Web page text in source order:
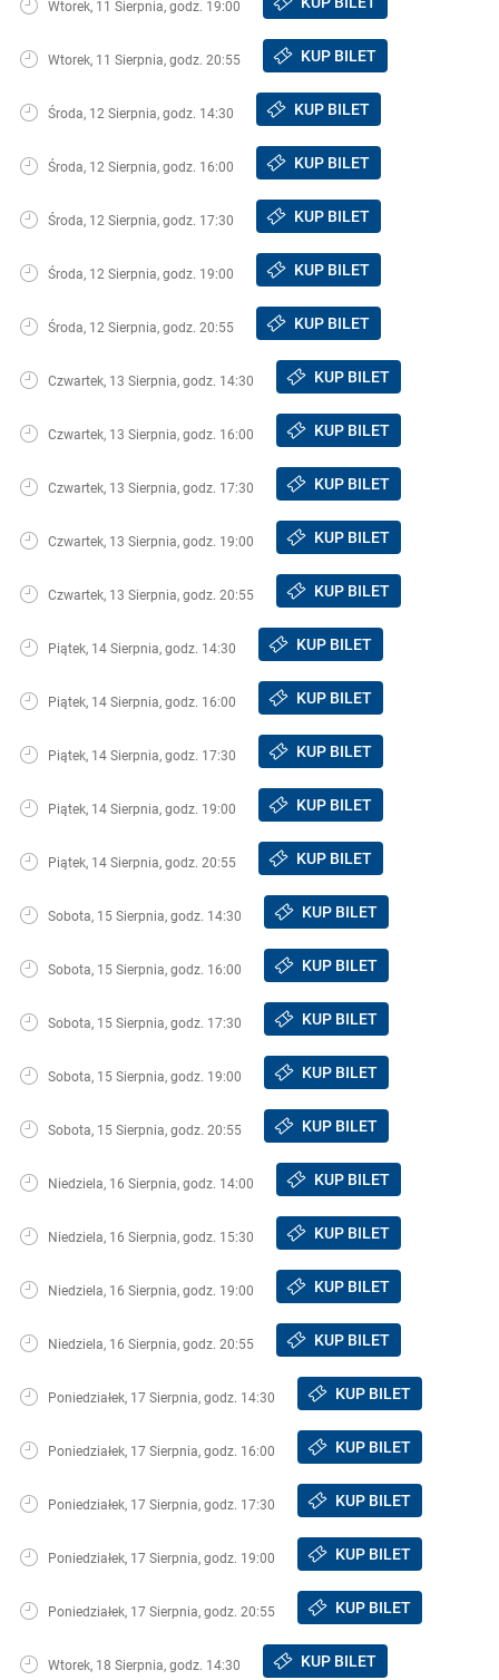
Wtorek, 11 Sierpnia, godz. 19:00
Wtorek, 11 Sierpnia, godz. 20:55 KUP BILET
Środa, 12 Sierpnia, godz. 14:30 KUP BILET
Środa, 12 Sierpnia, godz. 16:00 KUP BILET
Środa, 12 Sierpnia, godz. 17:30 KUP BILET
Środa, 12 Sierpnia, godz. 19:00 KUP BILET
Środa, 12 Sierpnia, godz. 20:55 KUP BILET
Czwartek, 13 Sierpnia, godz. 14:30 KUP BILET
Czwartek, 13 Sierpnia, godz. 16:00 KUP BILET
Czwartek, 13 Sierpnia, godz. 17:30 KUP BILET
Czwartek, 13 Sierpnia, godz. 19:00 KUP BILET
Czwartek, 13 Sierpnia, godz. 20:55 KUP BILET
Piątek, 14 Sierpnia, godz. 14:30 KUP BILET
Piątek, 14 Sierpnia, godz. 16:00 KUP BILET
Piątek, 14 Sierpnia, godz. 17:30 KUP BILET
Piątek, 14 Sierpnia, godz. 19:00 KUP BILET
Piątek, 14 Sierpnia, godz. 20:55 KUP BILET
Sobota, 15 Sierpnia, godz. 14:30 KUP BILET
Sobota, 15 Sierpnia, godz. 16:00 KUP BILET
Sobota, 15 Sierpnia, godz. 17:30 KUP BILET
Sobota, 15 Sierpnia, godz. 19:00 KUP BILET
Sobota, 15 Sierpnia, godz. 20:55 KUP BILET
Niedziela, 16 Sierpnia, godz. 14:00 KUP BILET
Niedziela, 16 Sierpnia, godz. 15:30 KUP BILET
Niedziela, 16 Sierpnia, godz. 19:00 KUP BILET
Niedziela, 16 Sierpnia, godz. 20:55 KUP BILET
Poniedziałek, 17 Sierpnia, godz. 14:30 KUP BILET
Poniedziałek, 17 Sierpnia, godz. 16:00 KUP BILET
Poniedziałek, 17 Sierpnia, godz. 17:30 KUP BILET
Poniedziałek, 17 Sierpnia, godz. 19:00 KUP BILET
Poniedziałek, 17 Sierpnia, godz. 20:55 KUP BILET
Wtorek, 18 Sierpnia, godz. 14:30 KUP BILET